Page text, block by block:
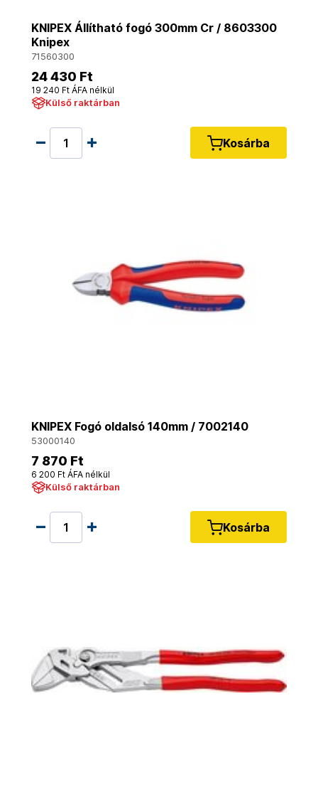
KNIPEX Állítható fogó 300mm Cr / 8603300
Knipex
71560300
24 430 Ft
19 240 Ft ÁFA nélkül
Külső raktárban
Kosárba
KNIPEX Fogó oldalsó 140mm / 7002140
53000140
7 870 Ft
6 200 Ft ÁFA nélkül
Külső raktárban
Kosárba